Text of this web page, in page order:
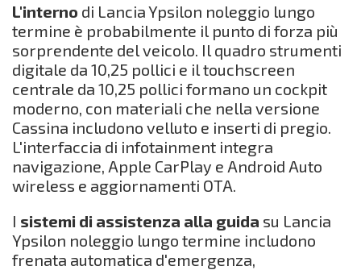
L'interno di Lancia Ypsilon noleggio lungo
termine è probabilmente il punto di forza più
sorprendente del veicolo. Il quadro strumenti
digitale da 10,25 pollici e il touchscreen
centrale da 10,25 pollici formano un cockpit
moderno, con materiali che nella versione
Cassina includono velluto e inserti di pregio.
L'interfaccia di infotainment integra
navigazione, Apple CarPlay e Android Auto
wireless e aggiornamenti OTA.
I sistemi di assistenza alla guida su Lancia
Ypsilon noleggio lungo termine includono
frenata automatica d'emergenza,